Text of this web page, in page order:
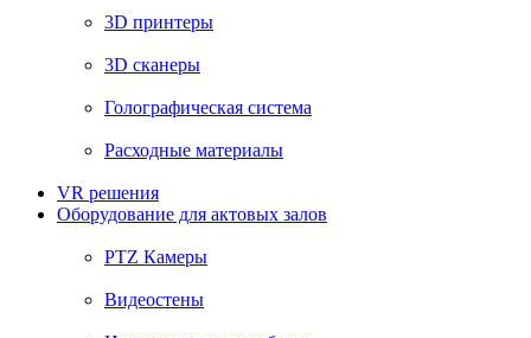
3D принтеры
3D сканеры
Голографическая система
Расходные материалы
VR решения
Оборудование для актовых залов
PTZ Камеры
Видеостены